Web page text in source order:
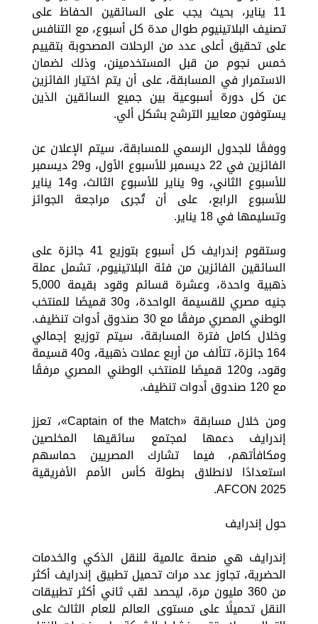
11 يناير، بحيث يجب على السائقين الحفاظ على
تصنيف البلاتينيوم طوال مدة كل أسبوع، مع التنافس
على تحقيق أعلى عدد من الرحلات المصحوبة بتقييم
خمس نجوم من قبل المستخدمينن، وذلك لضمان
الاستمرار في المسابقة، على أن يتم اختيار الفائزين
عن كل دورة أسبوعية بين جميع السائقين الذين
يستوفون معايير الترشح بشكل ألي.
ووفقًا للجدول الرسمي للمسابقة، سيتم الإعلان عن
الفائزين في 22 ديسمبر للأسبوع الأول، و29 ديسمبر
للأسبوع الثاني، و9 يناير للأسبوع الثالث، و14 يناير
للأسبوع الرابع، على أن تُجرى مراجعة الجوائز
وتسليمها في 18 يناير.
وستقوم إندرايف كل أسبوع بتوزيع 41 جائزة على
السائقين الفائزين من فئة البلاتينيوم، تشمل عملة
ذهبية واحدة، وعشرة قسائم وقود بقيمة 5,000
جنيه مصري للقسيمة الواحدة، و30 قميصًا للمنتخب
الوطني المصري مرفقًا مع 30 صندوق أدوات تنظيف.
وخلال كامل فترة المسابقة، سيتم توزيع إجمالي
164 جائزة، تتألف من أربع عملات ذهبية، و40 قسيمة
وقود، و120 قميصًا للمنتخب الوطني المصري مرفقًا
مع 120 صندوق أدوات تنظيف.
ومن خلال مسابقة «Captain of the Match»، تعزز
إندرايف دعمها لمجتمع سائقيها المخلصين
ومكافأتهم، فيما تشارك المصريين حماسهم
استعدادًا لانطلاق بطولة كأس الأمم الأفريقية
AFCON 2025.
حول إندرايف
إندرايف هي منصة عالمية للنقل الذكي والخدمات
الحضرية، تجاوز عدد مرات تحميل تطبيق إندرايف أكثر
من 360 مليون مرة، ليحصد لقب ثاني أكثر تطبيقات
النقل تحميلًا على مستوى العالم للعام الثالث على